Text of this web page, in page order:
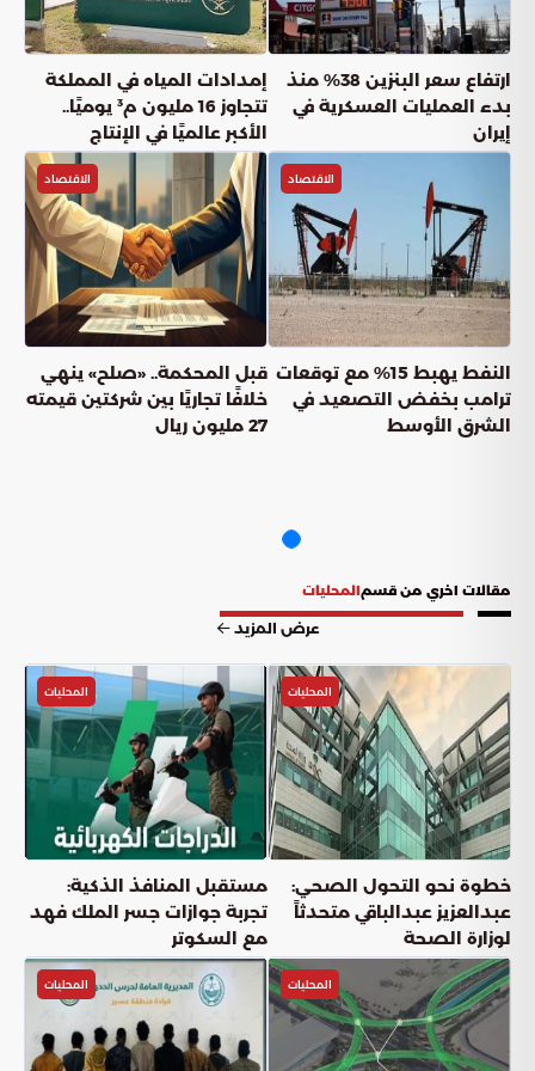
ارتفاع سعر البنزين 38% منذ
بدء العمليات العسكرية في
إيران
إمدادات المياه في المملكة
تتجاوز 16 مليون م³ يوميًا..
الأكبر عالميًا في الإنتاج
الاقتصاد
النفط يهبط 15% مع توقعات
ترامب بخفض التصعيد في
الشرق الأوسط
الاقتصاد
قبل المحكمة.. «صلح» ينهي
خلافًا تجاريًا بين شركتين قيمته
27 مليون ريال
مقالات اخري من قسمالمحليات
عرض المزيد
المحليات
خطوة نحو التحول الصحي:
عبدالعزيز عبدالباقي متحدثاً
لوزارة الصحة
المحليات
مستقبل المنافذ الذكية:
تجربة جوازات جسر الملك فهد
مع السكوتر
المحليات المحليات